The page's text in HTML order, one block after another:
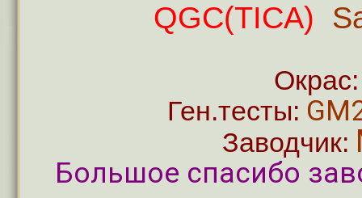
QGC(TICA)
Окрас:
Ген.тесты:
Заводчик:
Большое спасибо